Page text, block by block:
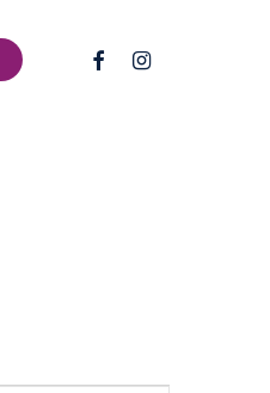
facebookinstagram